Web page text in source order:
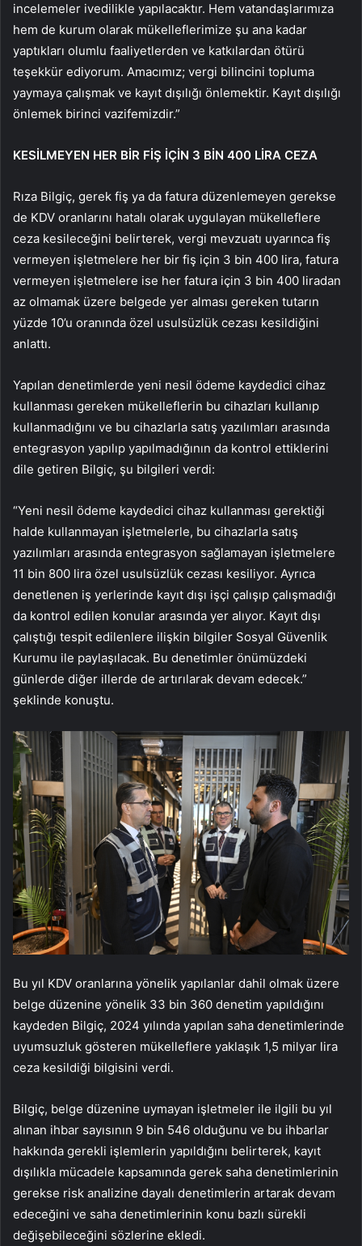
incelemeler ivedilikle yapılacaktır. Hem vatandaşlarımıza
hem de kurum olarak mükelleflerimize şu ana kadar
yaptıkları olumlu faaliyetlerden ve katkılardan ötürü
teşekkür ediyorum. Amacımız; vergi bilincini topluma
yaymaya çalışmak ve kayıt dışılığı önlemektir. Kayıt dışılığı
önlemek birinci vazifemizdir.”
KESİLMEYEN HER BİR FİŞ İÇİN 3 BİN 400 LİRA CEZA
Rıza Bilgiç, gerek fiş ya da fatura düzenlemeyen gerekse
de KDV oranlarını hatalı olarak uygulayan mükelleflere
ceza kesileceğini belirterek, vergi mevzuatı uyarınca fiş
vermeyen işletmelere her bir fiş için 3 bin 400 lira, fatura
vermeyen işletmelere ise her fatura için 3 bin 400 liradan
az olmamak üzere belgede yer alması gereken tutarın
yüzde 10’u oranında özel usulsüzlük cezası kesildiğini
anlattı.
Yapılan denetimlerde yeni nesil ödeme kaydedici cihaz
kullanması gereken mükelleflerin bu cihazları kullanıp
kullanmadığını ve bu cihazlarla satış yazılımları arasında
entegrasyon yapılıp yapılmadığının da kontrol ettiklerini
dile getiren Bilgiç, şu bilgileri verdi:
“Yeni nesil ödeme kaydedici cihaz kullanması gerektiği
halde kullanmayan işletmelerle, bu cihazlarla satış
yazılımları arasında entegrasyon sağlamayan işletmelere
11 bin 800 lira özel usulsüzlük cezası kesiliyor. Ayrıca
denetlenen iş yerlerinde kayıt dışı işçi çalışıp çalışmadığı
da kontrol edilen konular arasında yer alıyor. Kayıt dışı
çalıştığı tespit edilenlere ilişkin bilgiler Sosyal Güvenlik
Kurumu ile paylaşılacak. Bu denetimler önümüzdeki
günlerde diğer illerde de artırılarak devam edecek.”
şeklinde konuştu.
Bu yıl KDV oranlarına yönelik yapılanlar dahil olmak üzere
belge düzenine yönelik 33 bin 360 denetim yapıldığını
kaydeden Bilgiç, 2024 yılında yapılan saha denetimlerinde
uyumsuzluk gösteren mükelleflere yaklaşık 1,5 milyar lira
ceza kesildiği bilgisini verdi.
Bilgiç, belge düzenine uymayan işletmeler ile ilgili bu yıl
alınan ihbar sayısının 9 bin 546 olduğunu ve bu ihbarlar
hakkında gerekli işlemlerin yapıldığını belirterek, kayıt
dışılıkla mücadele kapsamında gerek saha denetimlerinin
gerekse risk analizine dayalı denetimlerin artarak devam
edeceğini ve saha denetimlerinin konu bazlı sürekli
değişebileceğini sözlerine ekledi.